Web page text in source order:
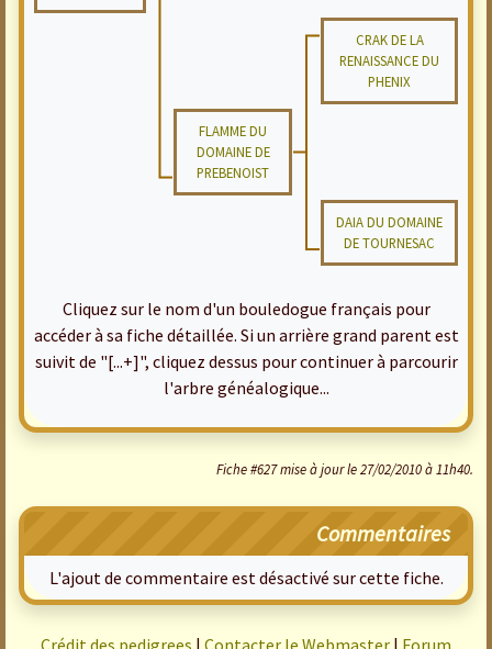
CRAK DE LA
RENAISSANCE DU
PHENIX
FLAMME DU
DOMAINE DE
PREBENOIST
DAIA DU DOMAINE
DE TOURNESAC
Cliquez sur le nom d'un bouledogue français pour
accéder à sa fiche détaillée. Si un arrière grand parent est
suivit de "[...+]", cliquez dessus pour continuer à parcourir
l'arbre généalogique...
Fiche #627 mise à jour le 27/02/2010 à 11h40.
Commentaires
L'ajout de commentaire est désactivé sur cette fiche.
Crédit des pedigrees | Contacter le Webmaster | Forum